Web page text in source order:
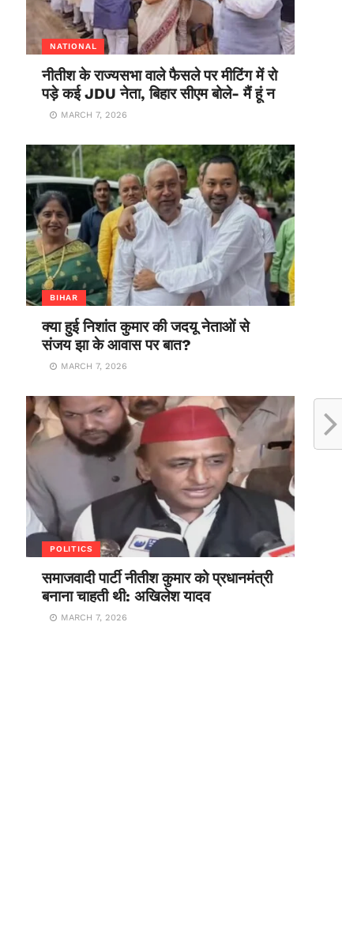
NATIONAL
नीतीश के राज्यसभा वाले फैसले पर मीटिंग में रो
पड़े कई JDU नेता, बिहार सीएम बोले- मैं हूं न
MARCH 7, 2026
BIHAR
क्या हुई निशांत कुमार की जदयू नेताओं से
संजय झा के आवास पर बात?
MARCH 7, 2026
POLITICS
समाजवादी पार्टी नीतीश कुमार को प्रधानमंत्री
बनाना चाहती थी: अखिलेश यादव
MARCH 7, 2026